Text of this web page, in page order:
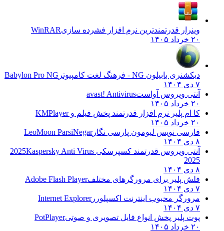
وینرار قدرتمندترین نرم افزار فشرده سازیWinRAR
دیکشنری بابیلون NG - فرهنگ لغت کامپیوتر
Babylon Pro NG
آنتی ویروس آواستavast! Antivirus
کا ام پلیر نرم افزار قدرتمند پخش فیلم وKMPlayer
فارسی نویس لیومون پارسی نگار LeoMoon ParsiNegar
آنتی ویروس قدرتمند کسپرسکی 2025Kaspersky Anti Virus
فلش پلیر برای مرورگرهای مختلفAdobe Flash Player
مرورگر محبوب اینترنت اکسپلوررInternet Explorer
پوت پلیر پخش انواع فایل تصویری و صوتیPotPlayer